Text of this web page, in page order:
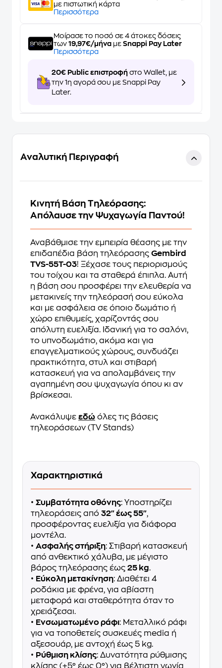
με πιστωτική κάρτα
Περισσότερα
Μοίρασε το ποσό σε 4 άτοκες δόσεις
των 19,97€/μήνα με Snappi Pay Later
Περισσότερα
20€ Public επιστροφή στο Wallet, με
την 1η αγορά σου με Snappi Pay
Later.
Αναλυτική Περιγραφή
Κινητή Βάση Τηλεόρασης:
Απόλαυσε την Ψυχαγωγία Παντού!
Αναβάθμισε την εμπειρία θέασης με την
επιδαπέδια βάση τηλεόρασης Gembird
TVS-55T-03! Ξέχασε τους περιορισμούς
του τοίχου και τα σταθερά έπιπλα. Αυτή
η βάση σου προσφέρει την ελευθερία να
μετακινείς την τηλεόρασή σου εύκολα
και με ασφάλεια σε όποιο δωμάτιο ή
χώρο επιθυμείς, χαρίζοντάς σου
απόλυτη ευελιξία. Ιδανική για το σαλόνι,
το υπνοδωμάτιο, ακόμα και για
επαγγελματικούς χώρους, συνδυάζει
πρακτικότητα, στυλ και στιβαρή
κατασκευή για να απολαμβάνεις την
αγαπημένη σου ψυχαγωγία όπου κι αν
βρίσκεσαι.
Ανακάλυψε εδώ όλες τις βάσεις
τηλεοράσεων (TV Stands)
Χαρακτηριστικά
• Συμβατότητα οθόνης: Υποστηρίζει
τηλεοράσεις από 32" έως 55",
προσφέροντας ευελιξία για διάφορα
μοντέλα.
• Ασφαλής στήριξη: Στιβαρή κατασκευή
από ανθεκτικό χάλυβα, με μέγιστο
βάρος τηλεόρασης έως 25 kg.
• Εύκολη μετακίνηση: Διαθέτει 4
ροδάκια με φρένα, για αβίαστη
μεταφορά και σταθερότητα όταν το
χρειάζεσαι.
• Ενσωματωμένο ράφι: Μεταλλικό ράφι
για να τοποθετείς συσκευές media ή
αξεσουάρ, με αντοχή έως 5 kg.
• Ρύθμιση κλίσης: Δυνατότητα ρύθμισης
κλίσης (+5° έως 0°) για βέλτιστη γωνία